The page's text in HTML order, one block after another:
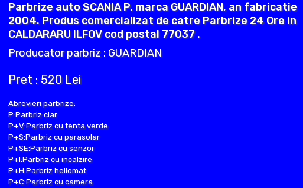
Parbrize auto SCANIA P, marca GUARDIAN, an fabricatie
2004. Produs comercializat de catre Parbrize 24 Ore in
CALDARARU ILFOV cod postal 77037 .
Producator parbriz : GUARDIAN
Pret : 520 Lei
Abrevieri parbrize:
P:Parbriz clar
P+V:Parbriz cu tenta verde
P+S:Parbriz cu parasolar
P+SE:Parbriz cu senzor
P+I:Parbriz cu incalzire
P+H:Parbriz heliomat
P+C:Parbriz cu camera